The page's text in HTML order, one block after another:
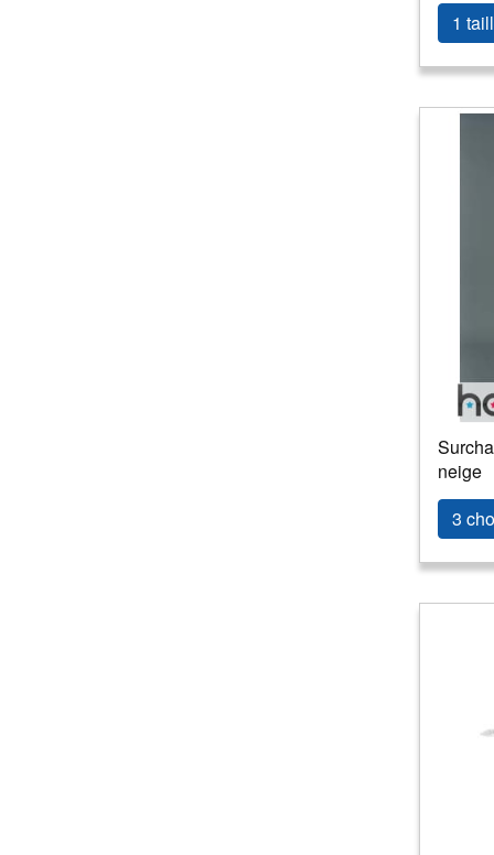
1
neige
3